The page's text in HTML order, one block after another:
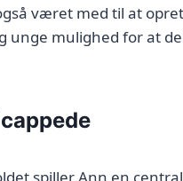
været med til at
unge mulighed for at
spiller Ann en